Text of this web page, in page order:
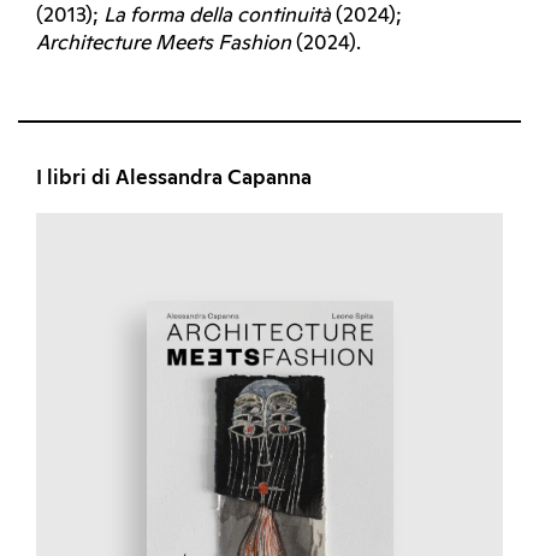
(2013); La forma della continuità(2024);
Architecture Meets Fashion(2024).
I libri di Alessandra Capanna